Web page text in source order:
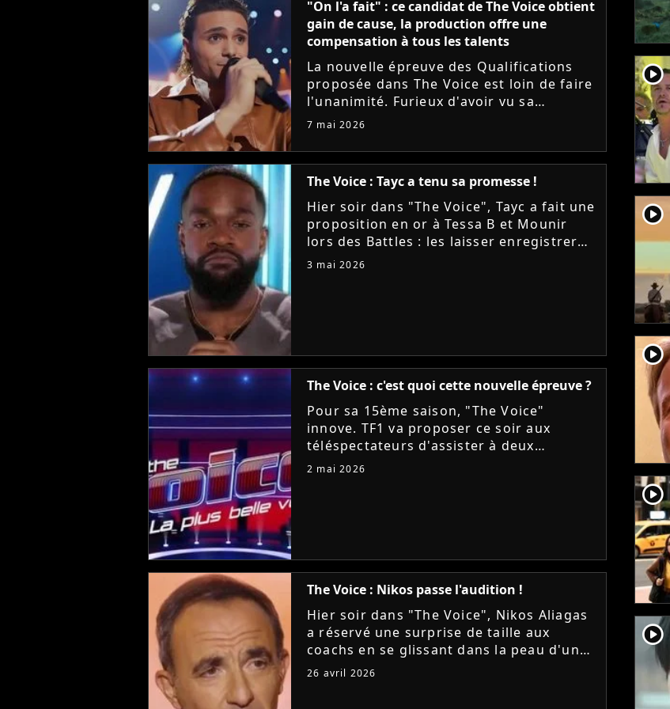
"On l'a fait" : ce candidat de The Voice obtient
gain de cause, la production offre une
compensation à tous les talents
La nouvelle épreuve des Qualifications
proposée dans The Voice est loin de faire
l'unanimité. Furieux d'avoir vu sa
prestation être raccourcie au montage,
7 mai 2026
The Voice : Tayc a tenu sa promesse !
Hier soir dans "The Voice", Tayc a fait une
proposition en or à Tessa B et Mounir
lors des Battles : les laisser enregistrer
un duo sur son nouvel album "Joÿa". Et le
3 mai 2026
The Voice : c'est quoi cette nouvelle épreuve ?
Pour sa 15ème saison, "The Voice"
innove. TF1 va proposer ce soir aux
téléspectateurs d'assister à deux
épreuves en une : les Qualifications et les
2 mai 2026
The Voice : Nikos passe l'audition !
Hier soir dans "The Voice", Nikos Aliagas
a réservé une surprise de taille aux
coachs en se glissant dans la peau d'un
candidat. A-t-il réussi à convaincre Lara
26 avril 2026
player2
player2
player2
player2
player2